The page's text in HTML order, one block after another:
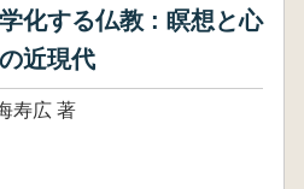
化する仏教 : 瞑想と心
近現代
寿広 著